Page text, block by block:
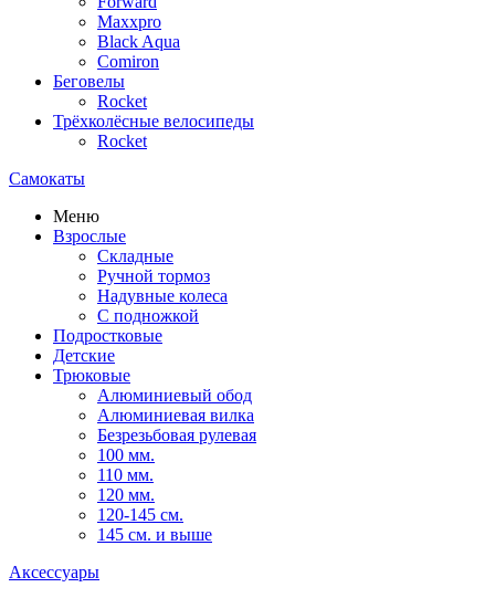
Maxxpro
Black Aqua
Comiron
Беговелы
Rocket
Трёхколёсные велосипеды
Rocket
Самокаты
Меню
Взрослые
Складные
Ручной тормоз
Надувные колеса
С подножкой
Подростковые
Детские
Трюковые
Алюминиевый обод
Алюминиевая вилка
Безрезьбовая рулевая
100 мм.
110 мм.
120 мм.
120-145 см.
145 см. и выше
Аксессуары